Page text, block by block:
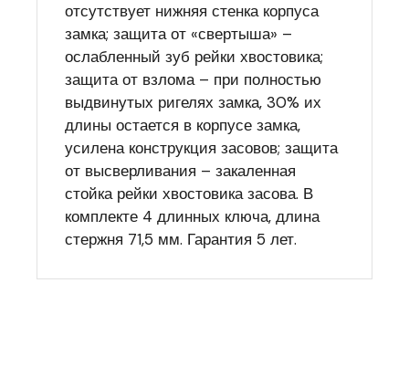
отсутствует нижняя стенка корпуса
замка; защита от «свертыша» –
ослабленный зуб рейки хвостовика;
защита от взлома – при полностью
выдвинутых ригелях замка, 30% их
длины остается в корпусе замка,
усилена конструкция засовов; защита
от высверливания – закаленная
стойка рейки хвостовика засова. В
комплекте 4 длинных ключа, длина
стержня 71,5 мм. Гарантия 5 лет.